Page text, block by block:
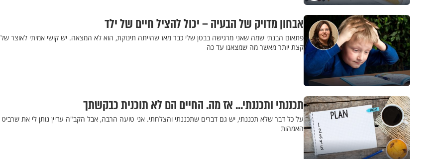
אבחון מדויק של הבעיה – יכול להציל חיים של ילד
פתאום הבנתי שמה שאני מרגישה בבטן שלי כבר מאז שהייתה תינוקת, הוא לא המצאה. יש קושי אמיתי לאוצר
קצת יותר מאשר מה שמצאנו עד כה
תכננתי ותכננתי... אז מה. החיים הם לא תוכנית כבקשתך
על כל דבר שלא תכננתי, יש גם דברים שתכננתי והצלחתי. אני טועה הרבה, אבל הקב"ה עדיין נותן לי את שרביט
האמהות